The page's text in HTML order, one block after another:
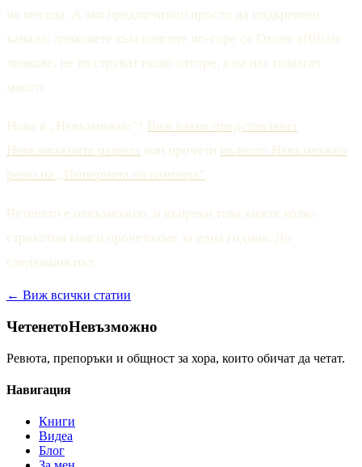
на месеца. А ако предпочиташ просто да подкрепиш
канала: линковете към книгите по-горе са Ozone affiliate
линкове, не ти струват нищо отгоре, а на нас помагат
много.
Нова в „Невъзможно"? Виж какво представляват
Невъзможните ревюта или прочети пълното Невъзможно
ревю на „Империята на вампира".
Четенето е невъзможно, и въпреки това вижте колко
страхотни книги прочетохме за една година. До
следващия път.
← Виж всички статии
ЧетенетоНевъзможно
Ревюта, препоръки и общност за хора, които обичат да четат.
Навигация
Книги
Видеа
Блог